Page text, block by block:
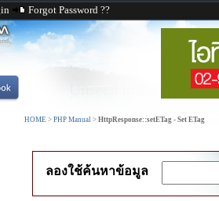
Forgot Password ??
HOME > PHP Manual > HttpResponse::setETag - Set ETag
ลองใช้ค้นหาข้อมูล